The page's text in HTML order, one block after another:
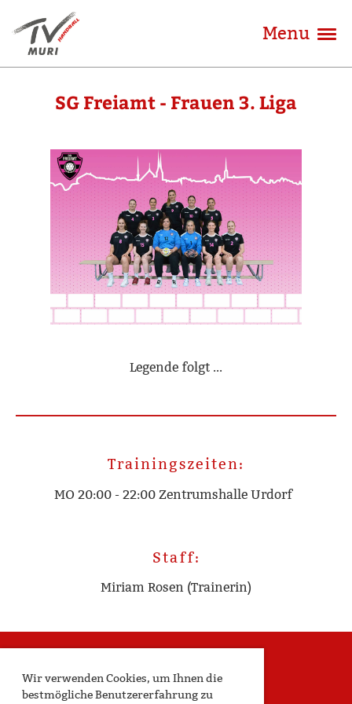
Wir verwenden Cookies, um Ihnen die
bestmögliche Benutzererfahrung zu
Menu
SG Freiamt - Frauen 3. Liga
Legende folgt ...
Trainingszeiten:
MO 20:00 - 22:00 Zentrumshalle Urdorf
Staff:
Miriam Rosen (Trainerin)